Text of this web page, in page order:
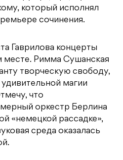
который исполнял
сочинения.
Гаврилова концерты
месте. Римма Сушанская
творческую свободу,
магии
что
оркестр Берлина
«немецкой рассадке»,
среда оказалась